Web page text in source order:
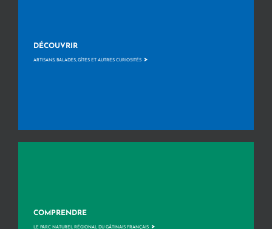
DÉCOUVRIR
ARTISANS, BALADES, GÎTES ET AUTRES CURIOSITÉS >
COMPRENDRE
LE PARC NATUREL RÉGIONAL DU GÂTINAIS FRANÇAIS >